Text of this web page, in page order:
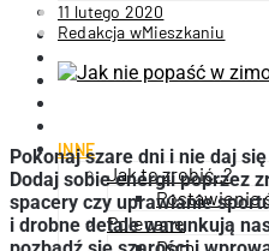
OGRÓD
WNĘTRZA
ARCHITEKTURA
BUDOWNICTWO
INNE
Jak to zrobić..?
Postawienie
Polecane
11 lutego 2020
Redakcja wMieszkaniu
Pokonaj szare dni i nie daj
Dodaj sobie energii poprzez
spacery czy uprawianie
i drobne detale warunkują